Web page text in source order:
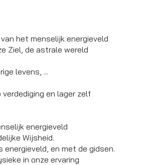
het menselijk energieveld
Ziel, de astrale wereld
levens, ...
verdediging en lager zelf
energieveld
Wijsheid.
energieveld, en met de gidsen.
in onze ervaring